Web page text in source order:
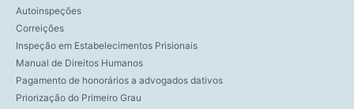
Autoinspeções
Correições
Inspeção em Estabelecimentos Prisionais
Manual de Direitos Humanos
Pagamento de honorários a advogados dativos
Priorização do Primeiro Grau